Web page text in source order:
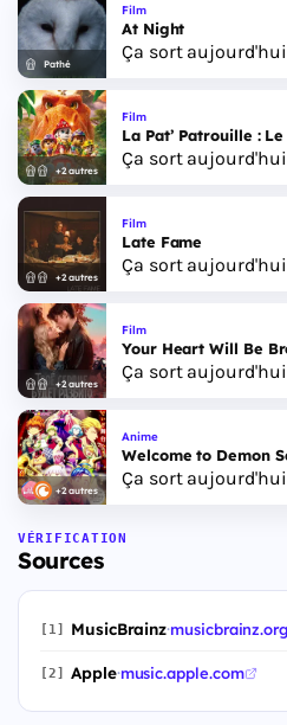
Pathé
Film
At Night
Ça sort
+2 autres
Film
La Pat’ Patrouille :
Ça sort
+2 autres
Film
Late Fame
Ça sort
+2 autres
Film
Your Heart Will Be
Ça sort
+2 autres
Anime
Welcome to Demon
Ça sort
VÉRIFICATION
Sources
[1] MusicBrainz·musicbrainz.org
[2] Apple·music.apple.com